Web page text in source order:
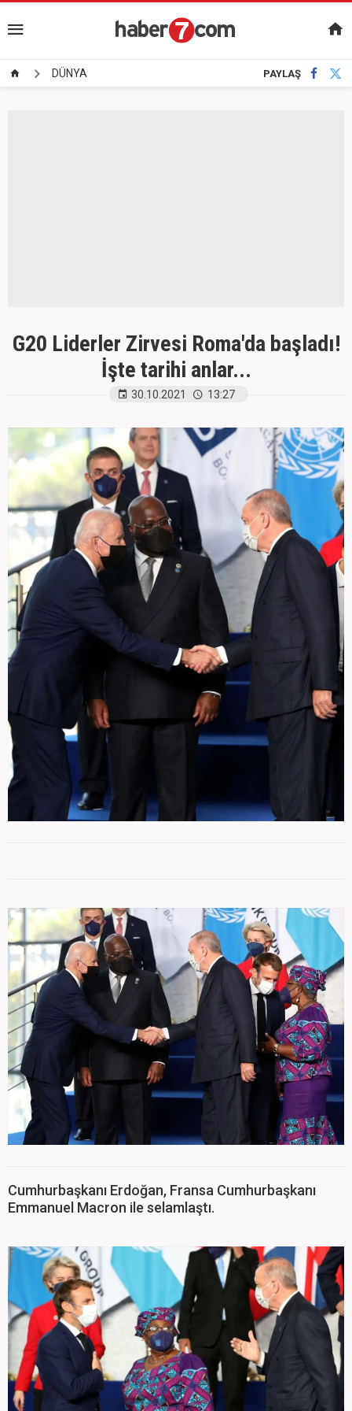
DÜNYA PAYLAŞ
G20 Liderler Zirvesi Roma'da başladı!
İşte tarihi anlar...
30.10.2021 13:27
Cumhurbaşkanı Erdoğan, Fransa Cumhurbaşkanı
Emmanuel Macron ile selamlaştı.